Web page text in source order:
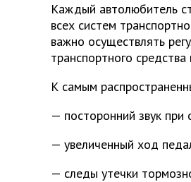
Каждый автолюбитель
всех систем
важно осуществлять
транспортного средства
К самым
— посторонний звук при
— увеличенный ход
— следы утечки